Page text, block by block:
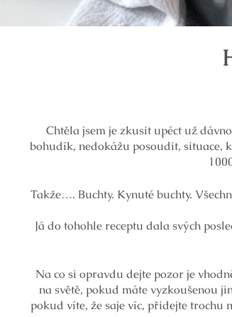
Chtěla jsem je zkusit upéct už
bohudík, nedokážu posoudit, situace,
Takže…. Buchty. Kynuté buchty.
Já do tohohle receptu dala svých
Na co si opravdu dejte pozor je
na světě, pokud máte vyzkoušenou
pokud víte, že saje víc, přidejte trochu